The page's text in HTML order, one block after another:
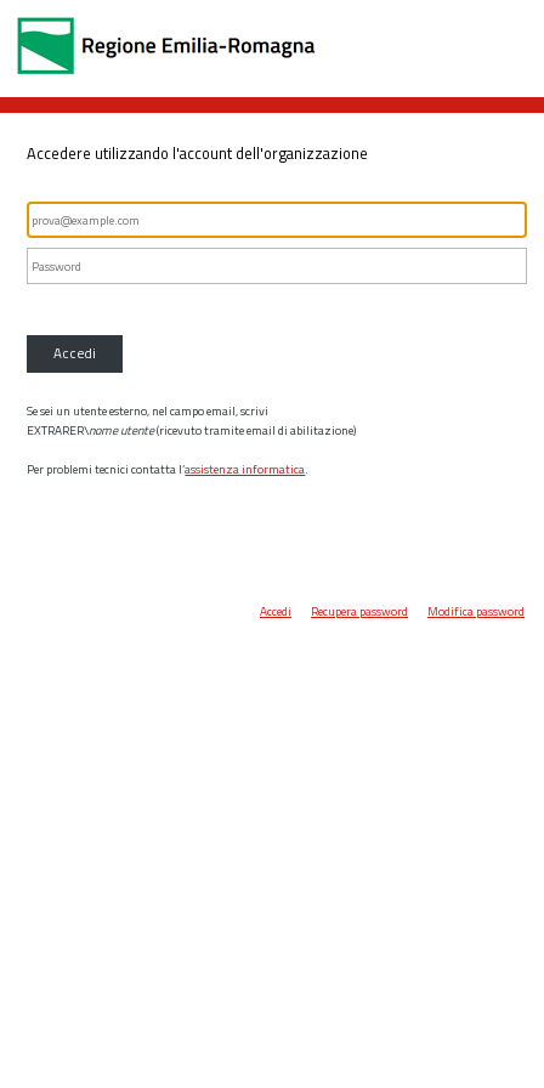
Accedere utilizzando l'account dell'organizzazione
Accedi
Se sei un utente esterno, nel campo email, scrivi
EXTRARER\nome utente(ricevuto tramite email di abilitazione)
Per problemi tecnici contatta l’assistenza informatica.
Accedi Recupera password Modifica password